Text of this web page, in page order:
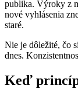
publika. Výroky z
nové vyhlásenia
staré.
Nie je dôležité, čo
dnes.
Keď